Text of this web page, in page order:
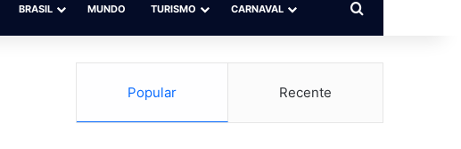
BRASIL MUNDO TURISMO CARNAVAL Procurar por
Popular Recente